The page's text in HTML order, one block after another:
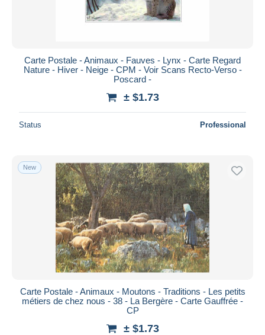
Carte Postale - Animaux - Fauves - Lynx - Carte Regard
Nature - Hiver - Neige - CPM - Voir Scans Recto-Verso -
Poscard -
± $1.73
Status Professional
New
Carte Postale - Animaux - Moutons - Traditions - Les petits
métiers de chez nous - 38 - La Bergère - Carte Gauffrée -
CP
± $1.73